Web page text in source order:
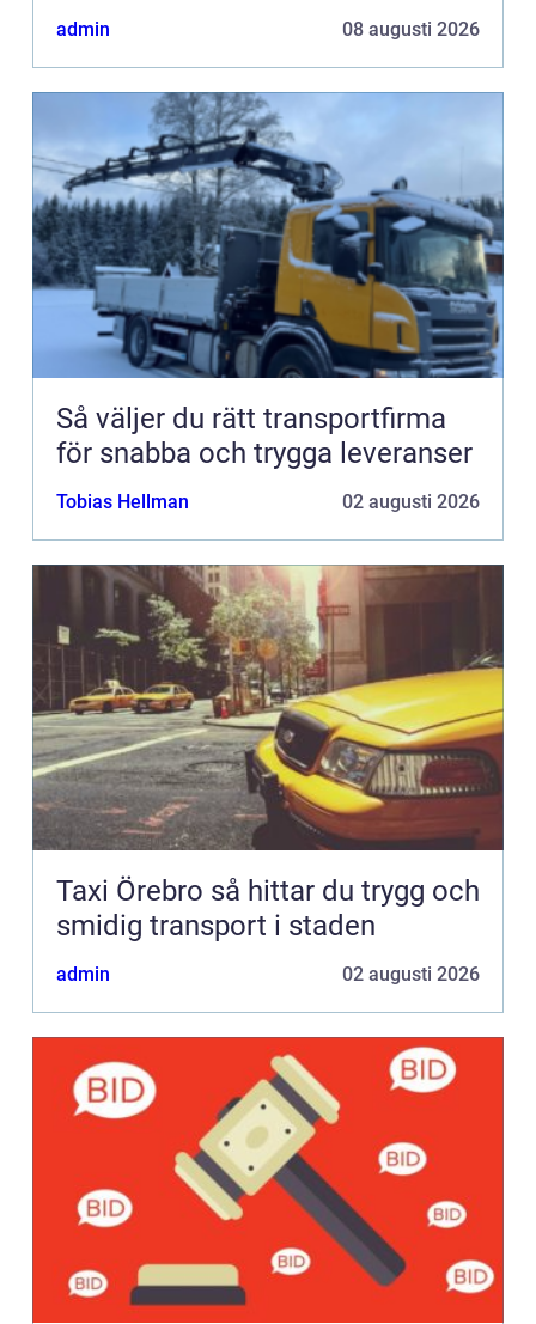
admin 08 augusti 2026
Så väljer du rätt transportfirma
för snabba och trygga leveranser
Tobias Hellman 02 augusti 2026
Taxi Örebro så hittar du trygg och
smidig transport i staden
admin 02 augusti 2026